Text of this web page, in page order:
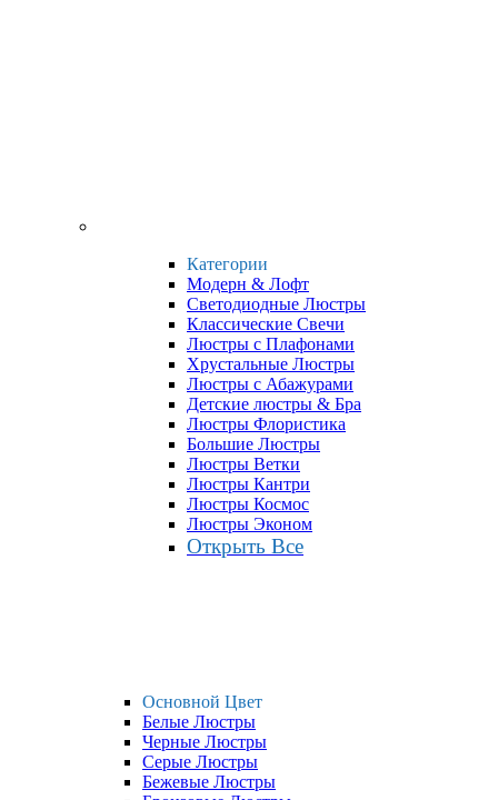
Категории
Модерн & Лофт
Светодиодные Люстры
Классические Свечи
Люстры с Плафонами
Хрустальные Люстры
Люстры с Абажурами
Детские люстры & Бра
Люстры Флористика
Большие Люстры
Люстры Ветки
Люстры Кантри
Люстры Космос
Люстры Эконом
Открыть Все
Основной Цвет
Белые Люстры
Черные Люстры
Серые Люстры
Бежевые Люстры